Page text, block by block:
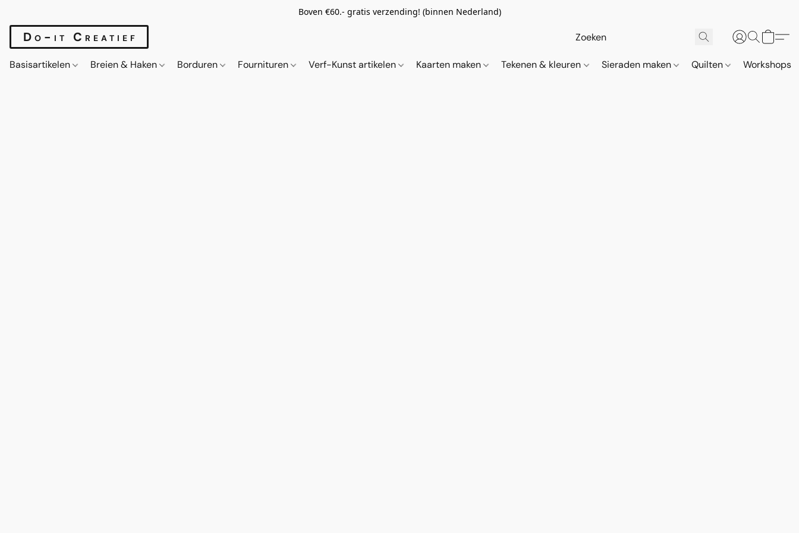
Boven €60.- gratis verzending! (binnen Nederland)
Do-it Creatief
Basisartikelen Breien & Haken Borduren Fournituren Verf-Kunst artikelen Kaarten maken Tekenen & kleuren Sieraden maken Quilten Workshops